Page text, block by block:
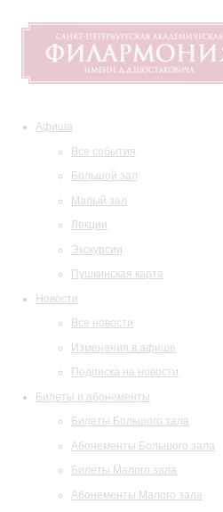
Афиша
Все события
Большой зал
Малый зал
Лекции
Экскурсии
Пушкинская карта
Новости
Все новости
Изменения в афише
Подписка на новости
Билеты и абонементы
Билеты Большого зала
Абонементы Большого зала
Билеты Малого зала
Абонементы Малого зала